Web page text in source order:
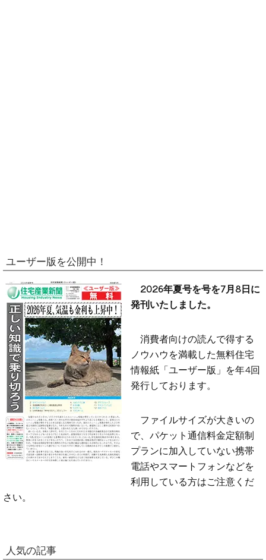
ユーザー版を公開中！
2026年夏号を号を7月8日に
発刊いたしました。
消費者向けの読んで得する
ノウハウを満載した無料住宅
情報紙「ユーザー版」を年4回
発行しております。
ファイルサイズが大きいの
で、パケット通信料金定額制
プランに加入していない携帯
電話やスマートフォンなどを
利用している方はご注意くだ
さい。
人気の記事